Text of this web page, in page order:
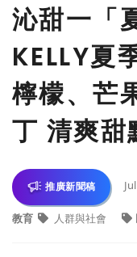
沁甜一「
KELLY夏
檸檬、芒
丁 清爽甜
推廣新聞稿
教育 人群與社會